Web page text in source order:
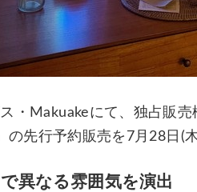
・Makuakeにて、独占販
の先行予約販売を7月28日(
異なる雰囲気を演出